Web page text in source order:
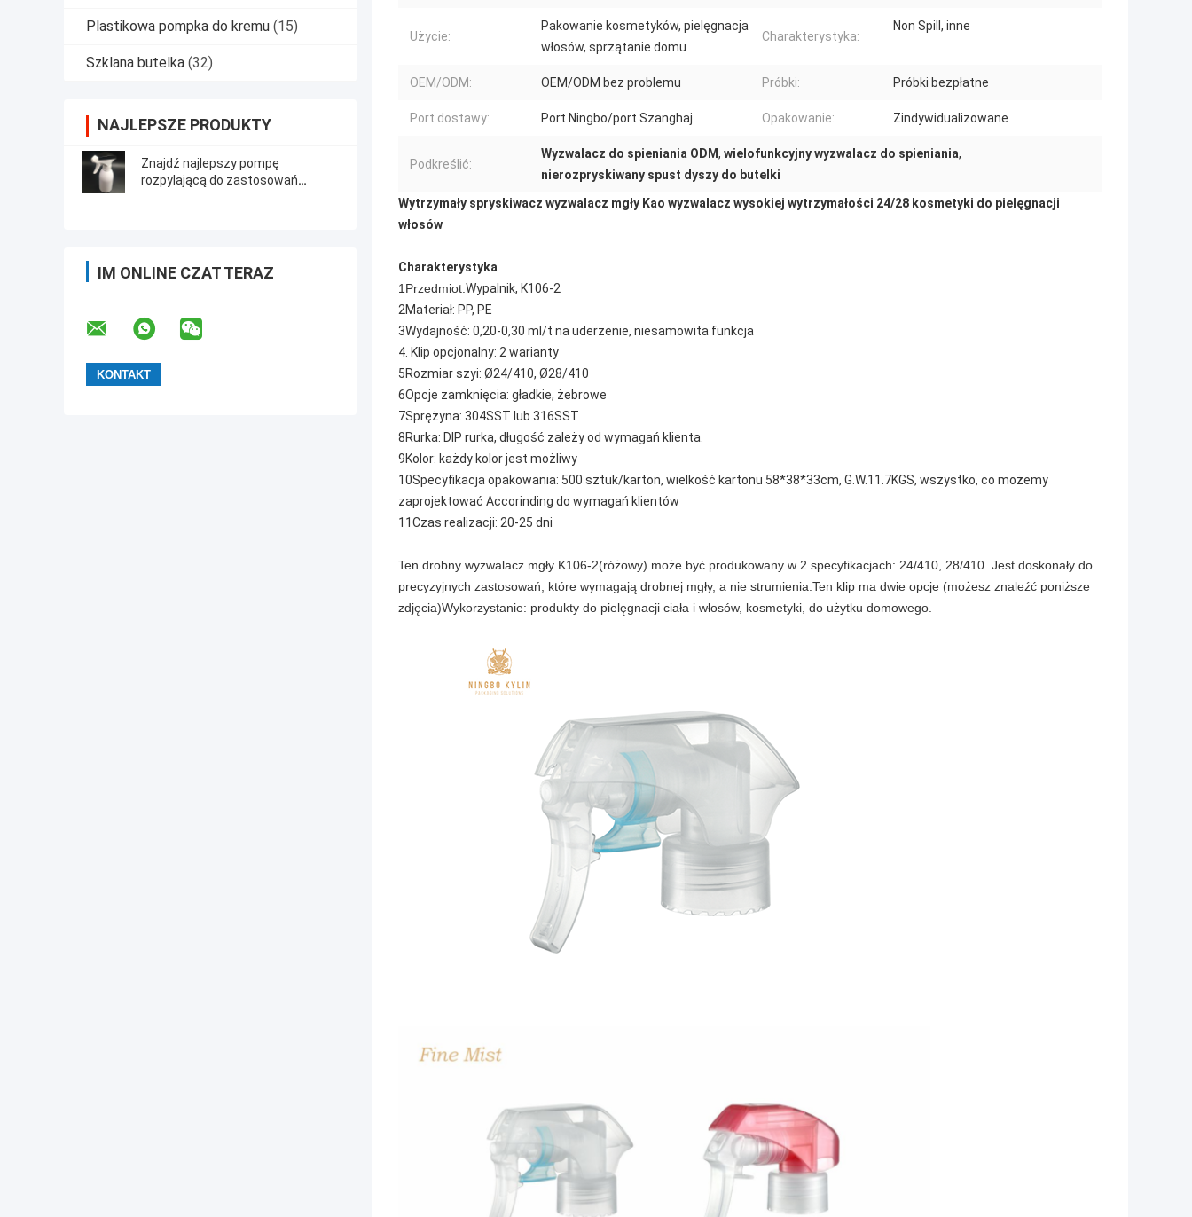
Plastikowa pompka do kremu (15)
Szklana butelka (32)
NAJLEPSZE PRODUKTY
Znajdź najlepszy pompę
rozpylającą do zastosowań
IM ONLINE CZAT TERAZ
Użycie:
Pakowanie kosmetyków, pielęgnacja
włosów, sprzątanie domu
Charakterystyka:
Non Spill, inne
OEM/ODM: OEM/ODM bez problemu Próbki: Próbki bezpłatne
Port dostawy: Port Ningbo/port Szanghaj Opakowanie: Zindywidualizowane
Podkreślić:
Wyzwalacz do spieniania ODM, wielofunkcyjny wyzwalacz do spieniania,
nierozpryskiwany spust dyszy do butelki
Wytrzymały spryskiwacz wyzwalacz mgły Kao wyzwalacz wysokiej wytrzymałości 24/28 kosmetyki do pielęgnacji
włosów
Charakterystyka
1Przedmiot:Wypalnik, K106-2
2Materiał: PP, PE
3Wydajność: 0,20-0,30 ml/t na uderzenie, niesamowita funkcja
4. Klip opcjonalny: 2 warianty
5Rozmiar szyi: Ø24/410, Ø28/410
6Opcje zamknięcia: gładkie, żebrowe
7Sprężyna: 304SST lub 316SST
8Rurka: DIP rurka, długość zależy od wymagań klienta.
9Kolor: każdy kolor jest możliwy
10Specyfikacja opakowania: 500 sztuk/karton, wielkość kartonu 58*38*33cm, G.W.11.7KGS, wszystko, co możemy
zaprojektować Accorinding do wymagań klientów
11Czas realizacji: 20-25 dni
Ten drobny wyzwalacz mgły K106-2(różowy) może być produkowany w 2 specyfikacjach: 24/410, 28/410. Jest doskonały do
precyzyjnych zastosowań, które wymagają drobnej mgły, a nie strumienia.Ten klip ma dwie opcje (możesz znaleźć poniższe
zdjęcia)Wykorzystanie: produkty do pielęgnacji ciała i włosów, kosmetyki, do użytku domowego.